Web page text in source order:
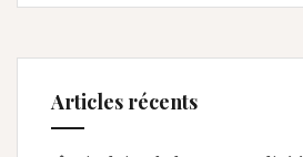
Articles récents